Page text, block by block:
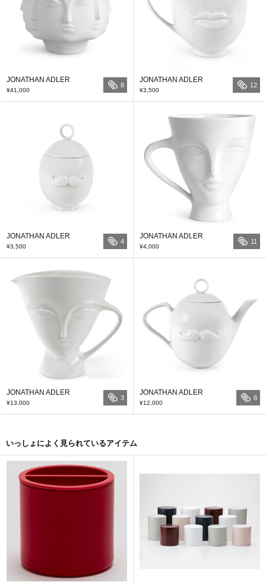
JONATHAN ADLER
¥41,000
8
JONATHAN ADLER
¥3,500
12
JONATHAN ADLER
¥3,500
4
JONATHAN ADLER
¥4,000
11
JONATHAN ADLER
¥13,000
3
JONATHAN ADLER
¥12,000
8
いっしょによく見られているアイテム